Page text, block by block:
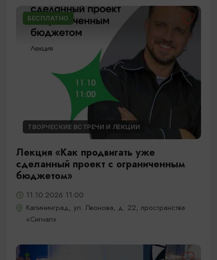
БЕСПЛАТНО
ТВОРЧЕСКИЕ ВСТРЕЧИ И ЛЕКЦИИ
Лекция «Как продвигать уже
сделанный проект с ограниченным
бюджетом»
11.10.2026 11:00
Калининград, ул. Леонова, д. 22, пространства
«Сигнал»